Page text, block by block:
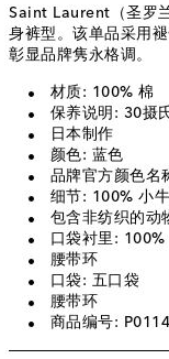
Saint Laurent（圣罗
身裤型。该单品采用
彰显品牌隽永格调。
材质: 100% 棉
保养说明: 30摄
日本制作
颜色: 蓝色
品牌官方颜色
细节: 100% 小
包含非纺织的动
口袋衬里: 100%
腰带环
口袋: 五口袋
腰带环
商品编号: